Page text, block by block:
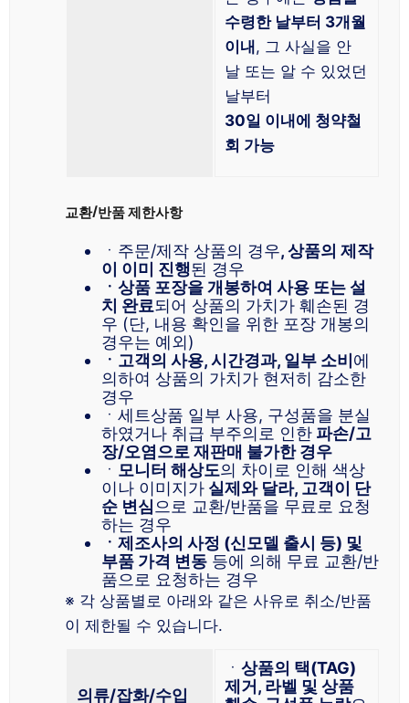
수령한 날부터 3개월
이내, 그 사실을 안
날 또는 알 수 있었던
날부터
30일 이내에 청약철
회 가능
교환/반품 제한사항
ㆍ주문/제작 상품의 경우, 상품의 제작
이 이미 진행된 경우
ㆍ상품 포장을 개봉하여 사용 또는 설
치 완료되어 상품의 가치가 훼손된 경
우 (단, 내용 확인을 위한 포장 개봉의
경우는 예외)
ㆍ고객의 사용, 시간경과, 일부 소비에
의하여 상품의 가치가 현저히 감소한
경우
ㆍ세트상품 일부 사용, 구성품을 분실
하였거나 취급 부주의로 인한 파손/고
장/오염으로 재판매 불가한 경우
ㆍ 모니터 해상도의 차이로 인해 색상
이나 이미지가 실제와 달라, 고객이 단
순 변심 으로 교환/반품을 무료로 요청
하는 경우
ㆍ제조사의 사정 (신모델 출시 등) 및
부품 가격 변동 등에 의해 무료 교환/반
품으로 요청하는 경우
※ 각 상품별로 아래와 같은 사유로 취소/반품
이 제한될 수 있습니다.
의류/잡화/수입
ㆍ 상품의 택(TAG)
제거, 라벨 및 상품